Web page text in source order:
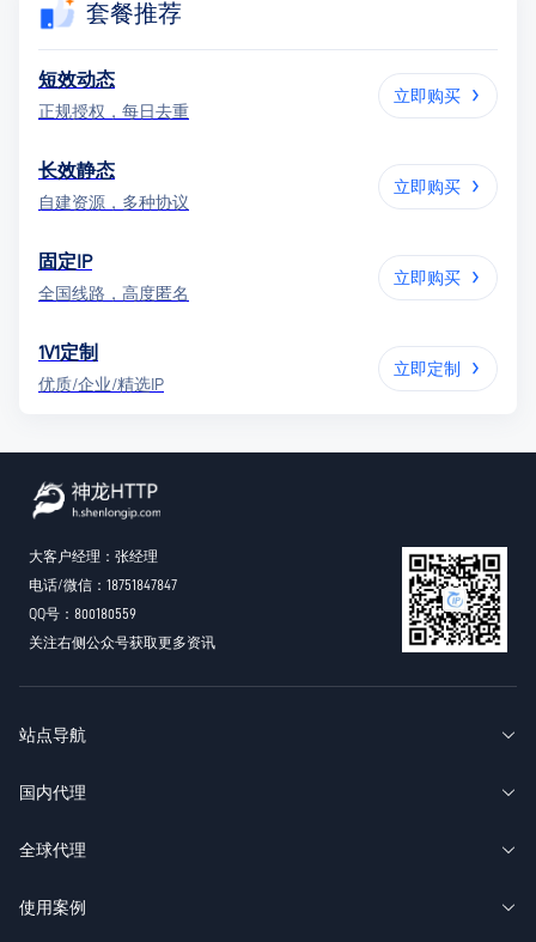
套餐推荐
短效动态
正规授权，每日去重
立即购买
长效静态
自建资源，多种协议
立即购买
固定IP
全国线路，高度匿名
立即购买
1V1定制
优质/企业/精选IP
立即定制
大客户经理：张经理
电话/微信：18751847847
QQ号：800180559
关注右侧公众号获取更多资讯
站点导航
国内代理
全球代理
使用案例